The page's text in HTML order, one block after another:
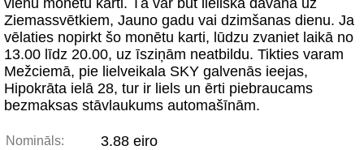
vienu monētu karti. Tā var būt lieliska dāvana uz
Ziemassvētkiem, Jauno gadu vai dzimšanas dienu. Ja
vēlaties nopirkt šo monētu karti, lūdzu zvaniet laikā no
13.00 līdz 20.00, uz īsziņām neatbildu. Tikties varam
Mežciemā, pie lielveikala SKY galvenās ieejas,
Hipokrāta ielā 28, tur ir liels un ērti piebraucams
bezmaksas stāvlaukums automašīnām.
Nomināls: 3.88 eiro